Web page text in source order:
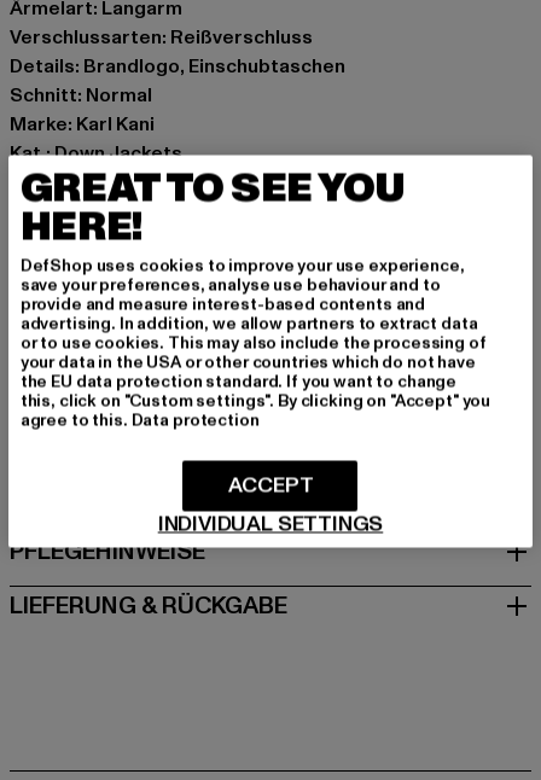
Ärmelart: Langarm
Verschlussarten: Reißverschluss
Details: Brandlogo, Einschubtaschen
Schnitt: Normal
Marke: Karl Kani
Kat.: Down Jackets
Farbe: olive
Hersteller Farbe: olive
Materialzusammensetzung: 100% Polyester, 100%
Polyamid
Art.Nr: 60760024-00176
Hersteller: Urban Styles Agency GmbH & Co. KG |
agentur@urbanstylesagency.com
Schanzenstraße 41 | 51063 Köln | DE
GRÖSSE & PASSFORM
PFLEGEHINWEISE
LIEFERUNG & RÜCKGABE
GREAT TO SEE YOU
HERE!
DefShop uses cookies to improve your use experience,
save your preferences, analyse use behaviour and to
provide and measure interest-based contents and
advertising. In addition, we allow partners to extract data
or to use cookies. This may also include the processing of
your data in the USA or other countries which do not have
the EU data protection standard. If you want to change
this, click on "Custom settings". By clicking on "Accept" you
agree to this. Data protection
INDIVIDUAL SETTINGS
ACCEPT